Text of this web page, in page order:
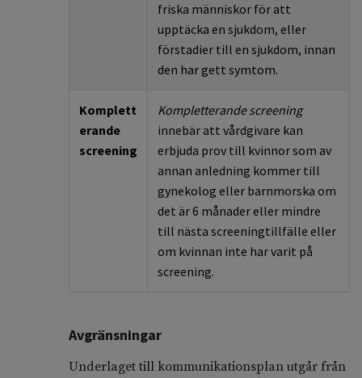
friska människor föratt
upptäcka en sjukdom, eller
förstadier till en sjukdom, innan
den har gett symtom.
Komplett
erande
screening
Kompletterande screening
innebär att vårdgivare kan
erbjuda prov till kvinnor som av
annan anledning kommer till
gynekolog eller barnmorska om
det är 6 månader eller mindre
till nästa screeningtillfälle eller
om kvinnan inte har varit på
screening.
Avgränsningar
Underlaget till kommunikationsplan utgår från